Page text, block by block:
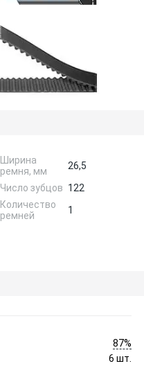
Ширина
ремня, мм
26,5
Число зубцов 122
Количество
ремней
1
87%
6 шт.